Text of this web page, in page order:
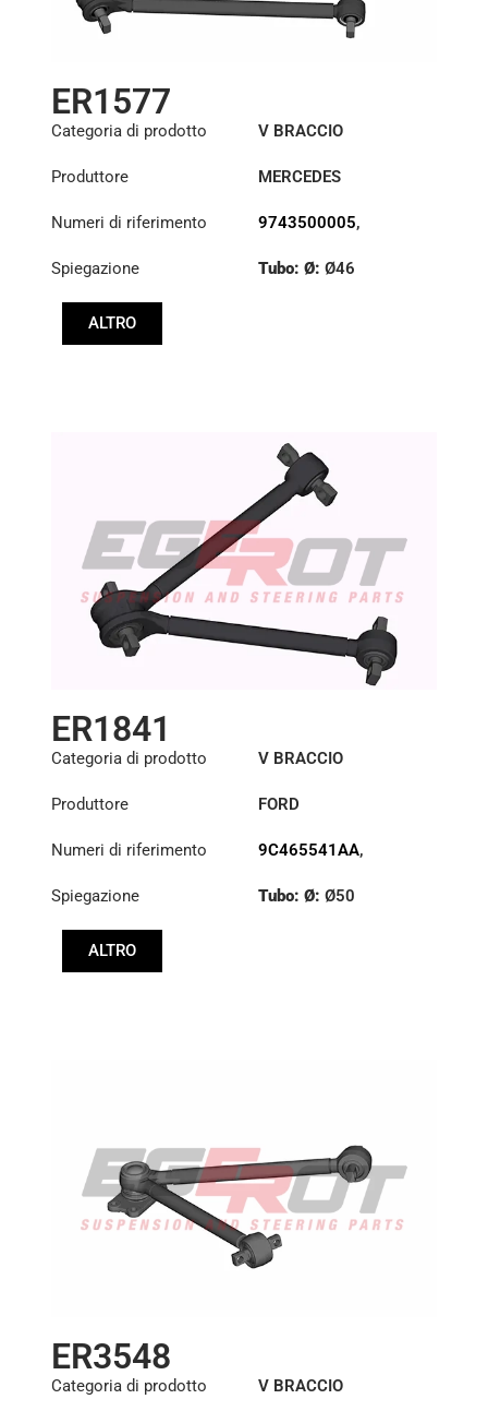
ER1577
Categoria di prodotto V BRACCIO
Produttore MERCEDES
Numeri di riferimento 9743500005,
9743500505
Spiegazione Tubo: Ø: Ø46
ALTRO
ER1841
Categoria di prodotto V BRACCIO
Produttore FORD
Numeri di riferimento 9C465541AA,
Spiegazione
Tubo: Ø: Ø50
ALTRO
ER3548
Categoria di prodotto V BRACCIO